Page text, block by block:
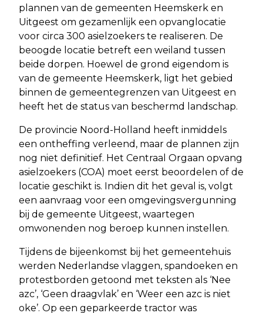
plannen van de gemeenten Heemskerk en
Uitgeest om gezamenlijk een opvanglocatie
voor circa 300 asielzoekers te realiseren. De
beoogde locatie betreft een weiland tussen
beide dorpen. Hoewel de grond eigendom is
van de gemeente Heemskerk, ligt het gebied
binnen de gemeentegrenzen van Uitgeest en
heeft het de status van beschermd landschap.
De provincie Noord-Holland heeft inmiddels
een ontheffing verleend, maar de plannen zijn
nog niet definitief. Het Centraal Orgaan opvang
asielzoekers (COA) moet eerst beoordelen of de
locatie geschikt is. Indien dit het geval is, volgt
een aanvraag voor een omgevingsvergunning
bij de gemeente Uitgeest, waartegen
omwonenden nog beroep kunnen instellen.
Tijdens de bijeenkomst bij het gemeentehuis
werden Nederlandse vlaggen, spandoeken en
protestborden getoond met teksten als ‘Nee
azc’, ‘Geen draagvlak’ en ‘Weer een azc is niet
oke’. Op een geparkeerde tractor was